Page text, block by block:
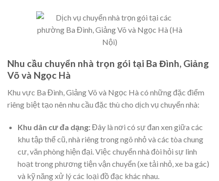
Nhu cầu chuyển nhà trọn gói tại Ba Đình, Giảng
Võ và Ngọc Hà
Khu vực Ba Đình, Giảng Võ và Ngọc Hà có những đặc điểm
riêng biệt tạo nên nhu cầu đặc thù cho dịch vụ chuyển nhà:
Khu dân cư đa dạng:Đây là nơi có sự đan xen giữa các
khu tập thể cũ, nhà riêng trong ngõ nhỏ và các tòa chung
cư, văn phòng hiện đại. Việc chuyển nhà đòi hỏi sự linh
hoạt trong phương tiện vận chuyển (xe tải nhỏ, xe ba gác)
và kỹ năng xử lý các loại đồ đạc khác nhau.